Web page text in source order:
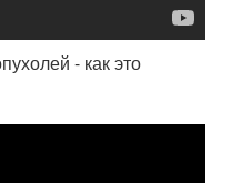
- как это